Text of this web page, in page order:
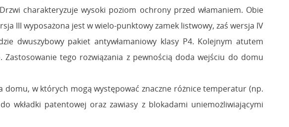
charakteryzuje wysoki poziom ochrony przed włamaniem. Obie
III wyposażona jest w wielo-punktowy zamek listwowy, zaś wersja IV
dwuszybowy pakiet antywłamaniowy klasy P4. Kolejnym atutem
tego rozwiązania z pewnością doda wejściu do domu
domu, w których mogą występować znaczne różnice temperatur (np.
wkładki patentowej oraz zawiasy z blokadami uniemożliwiającymi